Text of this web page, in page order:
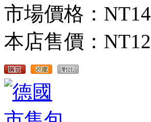
市場價格：
本店售價：